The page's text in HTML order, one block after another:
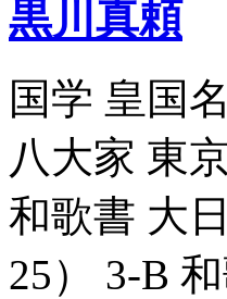
黒川真頼
国学 皇国
八大家 東
和歌書 大
25） 3-B